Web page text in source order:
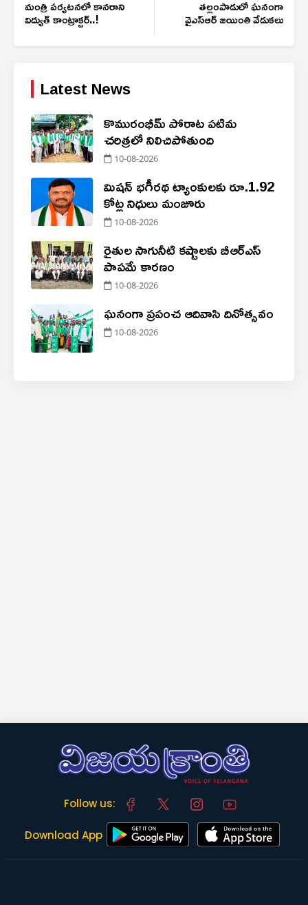
మంత్రి పర్యటనలో కానరాని
విద్యుత్ కాంట్రాక్టర్..!
తల్లంపాడులో ఘనంగా
వైఎస్ఆర్ జయింతి వేడుకలు
Latest News
కొమురంభీమ్ పోరాట పటిమ
చరిత్రలో నిలిచిపోతుంది
10-08-2026
మిషన్ భగీరథ ట్యాంకులకు రూ.1.92
కోట్ల నిధులు మంజూరు
10-08-2026
రైతుల సాగునీటి కష్టాలకు బీఆర్‌ఎస్
పాపమే కారణం
10-08-2026
ఘనంగా ప్రపంచ ఆదివాసి దినోత్సవం
10-08-2026
Follow us:
Download App